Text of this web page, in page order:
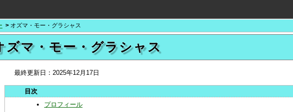
オズマ・モー・グラシャス
ズマ・モー・グラシャス
最終更新日： 2025年12月17日
プロフィール